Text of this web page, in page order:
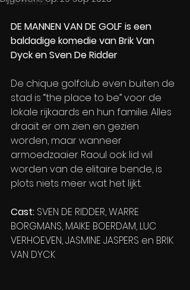
DE MANNEN VAN DE GOLF is een
baldadige komedie van Brik Van
Dyck en Sven De Ridder
De chique golfclub even buiten de
stad is “the place to be” voor de
lokale rijkaards en hun familie. Alles
draait er om zien en gezien
worden, maar wanneer
armoedzaaier Raoul ook lid wil
worden van de elitaire bende, is
plots niets meer wat het lijkt.
Cast: SVEN DE RIDDER, WARRE
BORGMANS, MAIKE BOERDAM, LUC
VERHOEVEN, JASMINE JASPERS en BRIK
VAN DYCK